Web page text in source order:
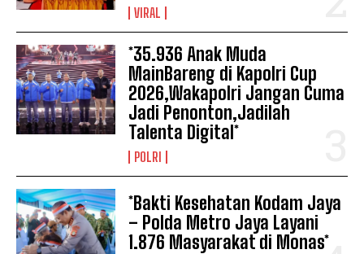
VIRAL
*35.936 Anak Muda
MainBareng di Kapolri Cup
2026,Wakapolri Jangan Cuma
Jadi Penonton,Jadilah
Talenta Digital*
POLRI
*Bakti Kesehatan Kodam Jaya
– Polda Metro Jaya Layani
1.876 Masyarakat di Monas*